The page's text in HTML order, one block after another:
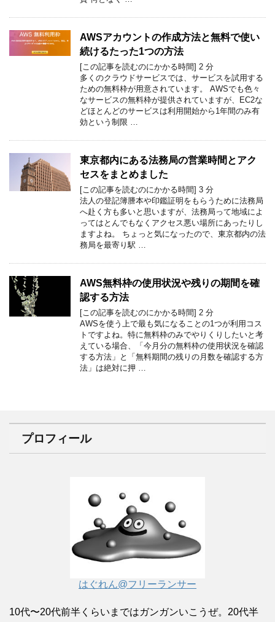
AWSアカウントの作成方法と無料で使い
続けるたった1つの方法
[この記事を読むのにかかる時間] 2 分
多くのクラウドサービスでは、サービスを試用する
ための無料枠が用意されています。 AWSでも色々
なサービスの無料枠が提供されていますが、EC2な
どほとんどのサービスは利用開始から1年間のみ有
効という制限 …
東京都内にある法務局の営業時間とアク
セスをまとめました
[この記事を読むのにかかる時間] 3 分
法人の登記簿謄本や印鑑証明をもらうために法務局
へ赴く方も多いと思いますが、法務局って地域によ
ってはとんでもなくアクセス悪い場所にあったりし
ますよね。 ちょっと気になったので、東京都内の法
務局を最寄り駅 …
AWS無料枠の使用状況や残りの期間を確
認する方法
[この記事を読むのにかかる時間] 2 分
AWSを使う上で最も気になることの1つが利用コス
トですよね。特に無料枠のみでやりくりしたいと考
えている場合、「今月分の無料枠の使用状況を確認
する方法」と「無料期間の残りの月数を確認する方
法」は絶対に押 …
プロフィール
はぐれん@フリーランサー
10代〜20代前半くらいまではガンガンいこうぜ。20代半